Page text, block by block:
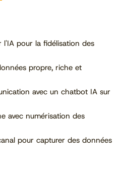
l'IA pour la fidélisation des
propre, riche et
avec un chatbot IA sur
avec numérisation des
pour capturer des données